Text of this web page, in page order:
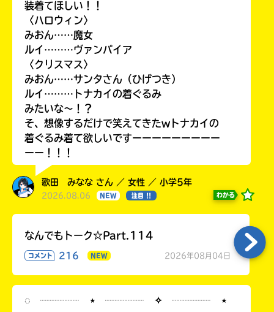
装着てほしい！！
〈ハロウィン〉
みおん……魔女
ルイ………ヴァンパイア
〈クリスマス〉
みおん……サンタさん（ひげつき）
ルイ………トナカイの着ぐるみ
みたいな〜！？
そ、想像するだけで笑えてきたwトナカイの
着ぐるみ着て欲しいですーーーーーーーーー
ーー！！！
歌田 みなな さん ／ 女性 ／ 小学5年
2026.08.06 NEW 注目 !! わかる
なんでもトーク☆Part.114
コメント 216 NEW 2026年08月04日
◌ ┈┈┈┈ ⋆ ┈┈┈┈ ✧ ┈┈┈┈ ⋆